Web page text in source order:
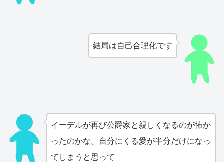
結局は自己合理化です
イーデルが再び公爵家と親しくなるのが怖か
ったのかな。自分にくる愛が半分だけになっ
てしまうと思って